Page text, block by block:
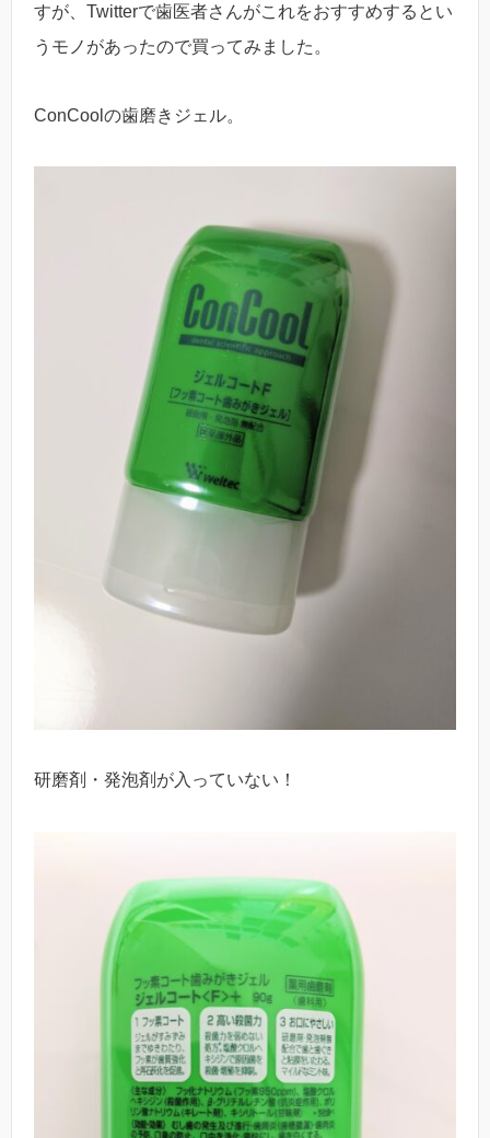
すが、Twitterで歯医者さんがこれをおすすめするとい
うモノがあったので買ってみました。
ConCoolの歯磨きジェル。
研磨剤・発泡剤が入っていない！